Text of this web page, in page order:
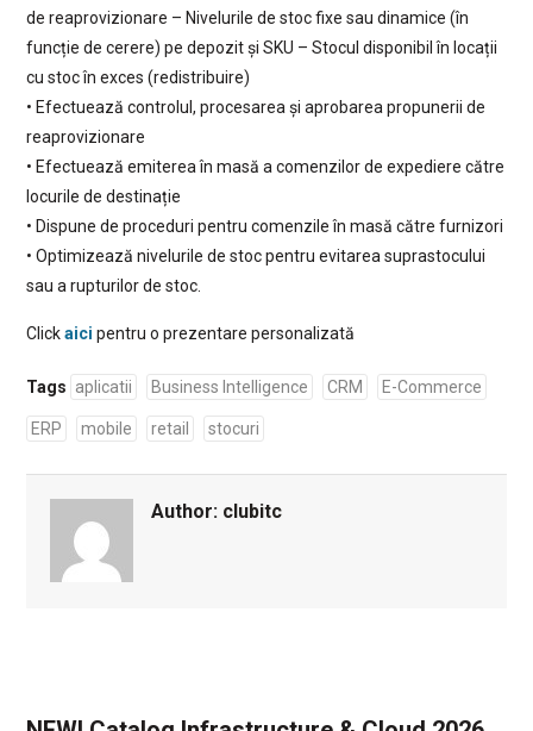
de reaprovizionare – Nivelurile de stoc fixe sau dinamice (în
funcție de cerere) pe depozit și SKU – Stocul disponibil în locații
cu stoc în exces (redistribuire)
• Efectuează controlul, procesarea și aprobarea propunerii de
reaprovizionare
• Efectuează emiterea în masă a comenzilor de expediere către
locurile de destinație
• Dispune de proceduri pentru comenzile în masă către furnizori
• Optimizează nivelurile de stoc pentru evitarea suprastocului
sau a rupturilor de stoc.
Clickaici pentru o prezentare personalizată
Tags aplicatii Business Intelligence CRM E-Commerce
ERP mobile retail stocuri
Author: clubitc